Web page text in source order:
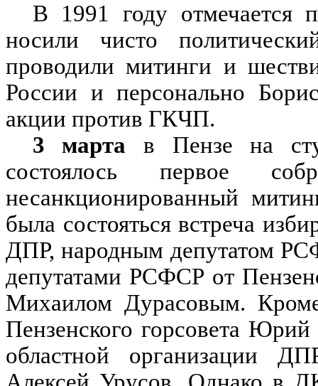
В 1991 году отмечается
носили чисто
проводили митинги и
России и персонально
акции против ГКЧП.
3 марта в Пензе на
состоялось первое
несанкционированный
была состояться встреча
ДПР, народным депутатом
депутатами РСФСР от
Михаилом Дурасовым.
Пензенского горсовета
областной организации